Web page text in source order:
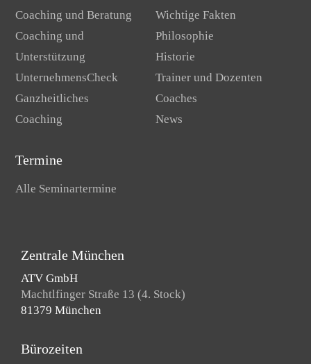
Coaching und Beratung
Coaching und
Unterstützung
UnternehmensCheck
Ganzheitliches
Coaching
Termine
Alle Seminartermine
Wichtige Fakten
Philosophie
Historie
Trainer und Dozenten
Coaches
News
Zentrale München
ATV GmbH
Machtlfinger Straße 13 (4. Stock)
81379 München
Bürozeiten